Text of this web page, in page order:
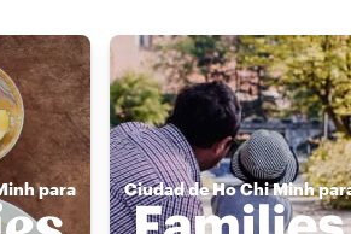
para Ciudad de Ho Chi Minh